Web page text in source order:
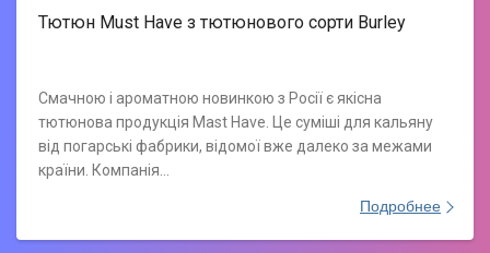
Тютюн Must Have з тютюнового сорти Burley
Смачною і ароматною новинкою з Росії є якісна
тютюнова продукція Mast Have. Це суміші для кальяну
від погарські фабрики, відомої вже далеко за межами
країни. Компанія…
Подробнее